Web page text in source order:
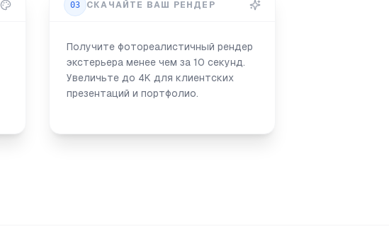
03 СКАЧАЙТЕ ВАШ РЕНДЕР
Получите фотореалистичный рендер
экстерьера менее чем за 10 секунд.
Увеличьте до 4K для клиентских
презентаций и портфолио.